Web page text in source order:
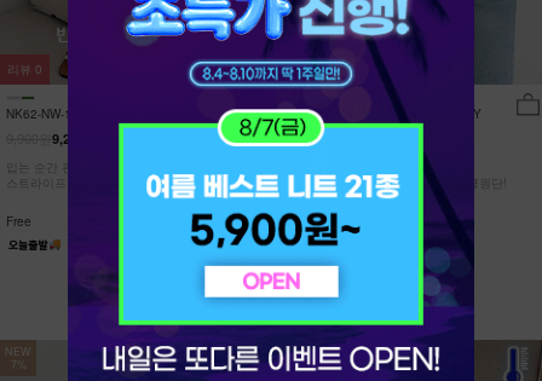
NK62-NW-11/유포니 반팔+반바지 홈웨
9,210원
입는 순간 편안함이 달라지는 캡내장
스트라이프 홈웨어 SET
Free
리뷰 0
NK62-TS-32/일루민 뒤트임 셔츠_DY
21,900원
[ 답답한ZERO! 시스루 원단! ]
[55-99] 은은하게 반짝이는 고급링클원단!
자연스럽게 흐르는 핏!
Free
리뷰15
NEW
7%
NEW
7%